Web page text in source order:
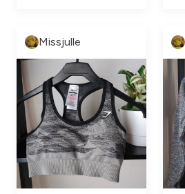
Missjulle